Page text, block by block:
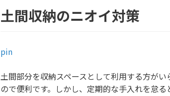
土間収納のニオイ対策
pin
土間部分を収納スペースとして利用する方が
ので便利です。しかし、定期的な手入れを怠